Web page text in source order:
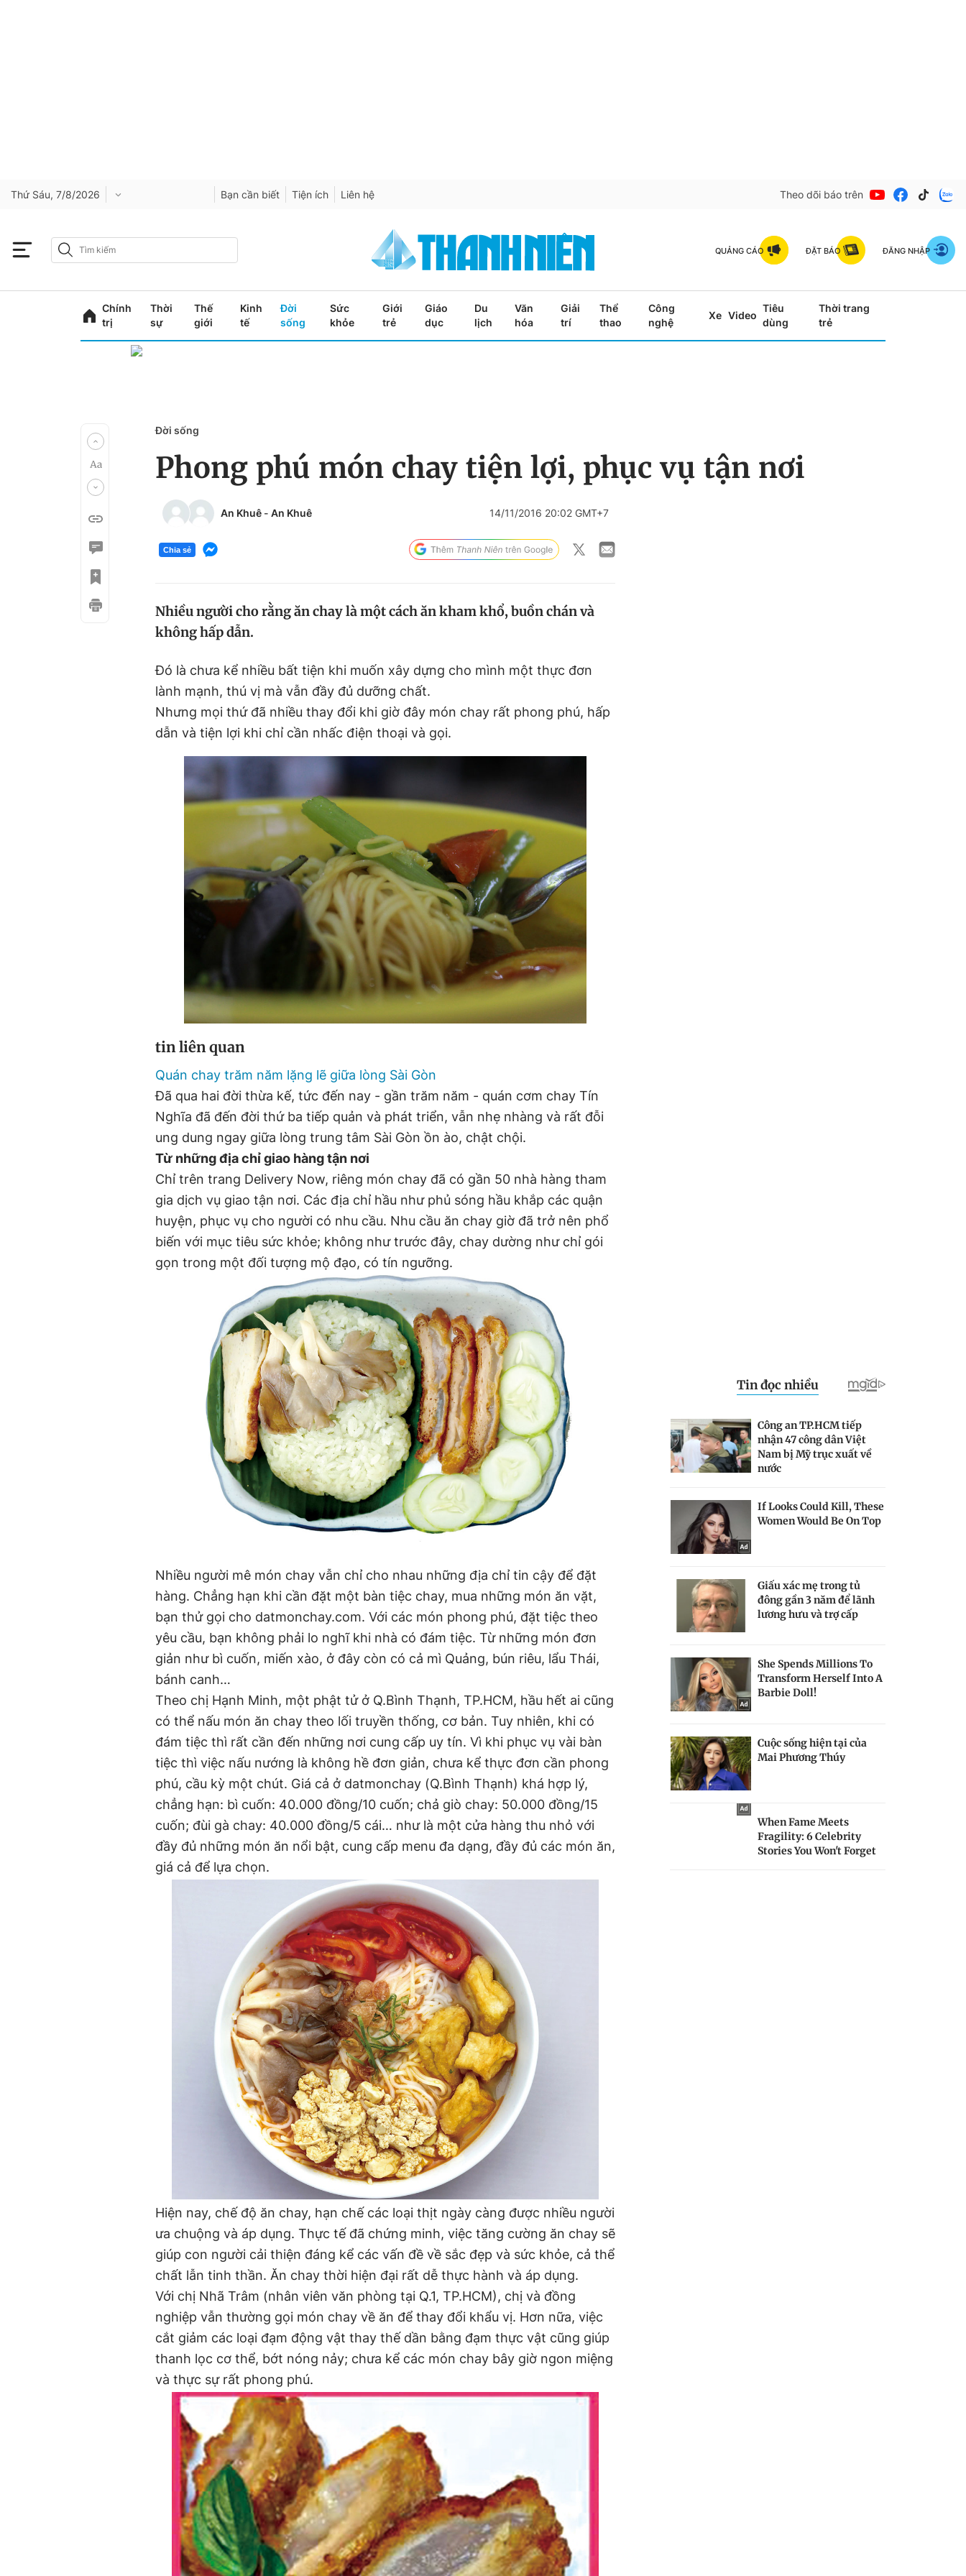
Thứ Sáu, 7/8/2026 Bạn cần biết Tiện ích Liên hệ Theo dõi báo trên
QUẢNG CÁO ĐẶT BÁO ĐĂNG NHẬP
Chính
trị
Thời
sự
Thế
giới
Kinh
tế
Đời
sống
Sức
khỏe
Giới
trẻ
Giáo
dục
Du
lịch
Văn
hóa
Giải
trí
Thể
thao
Công
nghệ
Xe Video
Tiêu
dùng
Thời trang
trẻ
Đời sống
Phong phú món chay tiện lợi, phục vụ tận nơi
An Khuê - An Khuê 14/11/2016 20:02 GMT+7
Chia sẻ
Nhiều người cho rằng ăn chay là một cách ăn kham khổ, buồn chán và
không hấp dẫn.
Đó là chưa kể nhiều bất tiện khi muốn xây dựng cho mình một thực đơn
lành mạnh, thú vị mà vẫn đầy đủ dưỡng chất.
Nhưng mọi thứ đã nhiều thay đổi khi giờ đây món chay rất phong phú, hấp
dẫn và tiện lợi khi chỉ cần nhấc điện thoại và gọi.
tin liên quan
Quán chay trăm năm lặng lẽ giữa lòng Sài Gòn
Đã qua hai đời thừa kế, tức đến nay - gần trăm năm - quán cơm chay Tín
Nghĩa đã đến đời thứ ba tiếp quản và phát triển, vẫn nhẹ nhàng và rất đỗi
ung dung ngay giữa lòng trung tâm Sài Gòn ồn ào, chật chội.
Từ những địa chỉ giao hàng tận nơi
Chỉ trên trang Delivery Now, riêng món chay đã có gần 50 nhà hàng tham
gia dịch vụ giao tận nơi. Các địa chỉ hầu như phủ sóng hầu khắp các quận
huyện, phục vụ cho người có nhu cầu. Nhu cầu ăn chay giờ đã trở nên phổ
biến với mục tiêu sức khỏe; không như trước đây, chay dường như chỉ gói
gọn trong một đối tượng mộ đạo, có tín ngưỡng.
Nhiều người mê món chay vẫn chỉ cho nhau những địa chỉ tin cậy để đặt
hàng. Chẳng hạn khi cần đặt một bàn tiệc chay, mua những món ăn vặt,
bạn thử gọi cho datmonchay.com. Với các món phong phú, đặt tiệc theo
yêu cầu, bạn không phải lo nghĩ khi nhà có đám tiệc. Từ những món đơn
giản như bì cuốn, miến xào, ở đây còn có cả mì Quảng, bún riêu, lẩu Thái,
bánh canh…
Theo chị Hạnh Minh, một phật tử ở Q.Bình Thạnh, TP.HCM, hầu hết ai cũng
có thể nấu món ăn chay theo lối truyền thống, cơ bản. Tuy nhiên, khi có
đám tiệc thì rất cần đến những nơi cung cấp uy tín. Vì khi phục vụ vài bàn
tiệc thì việc nấu nướng là không hề đơn giản, chưa kể thực đơn cần phong
phú, cầu kỳ một chút. Giá cả ở datmonchay (Q.Bình Thạnh) khá hợp lý,
chẳng hạn: bì cuốn: 40.000 đồng/10 cuốn; chả giò chay: 50.000 đồng/15
cuốn; đùi gà chay: 40.000 đồng/5 cái… như là một cửa hàng thu nhỏ với
đầy đủ những món ăn nổi bật, cung cấp menu đa dạng, đầy đủ các món ăn,
giá cả để lựa chọn.
Hiện nay, chế độ ăn chay, hạn chế các loại thịt ngày càng được nhiều người
ưa chuộng và áp dụng. Thực tế đã chứng minh, việc tăng cường ăn chay sẽ
giúp con người cải thiện đáng kể các vấn đề về sắc đẹp và sức khỏe, cả thể
chất lẫn tinh thần. Ăn chay thời hiện đại rất dễ thực hành và áp dụng.
Với chị Nhã Trâm (nhân viên văn phòng tại Q.1, TP.HCM), chị và đồng
nghiệp vẫn thường gọi món chay về ăn để thay đổi khẩu vị. Hơn nữa, việc
cắt giảm các loại đạm động vật thay thế dần bằng đạm thực vật cũng giúp
thanh lọc cơ thể, bớt nóng nảy; chưa kể các món chay bây giờ ngon miệng
và thực sự rất phong phú.